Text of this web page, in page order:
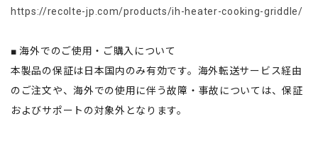
https://recolte-jp.com/products/ih-heater-cooking-griddle/
■ 海外でのご使用・ご購入について
本製品の保証は日本国内のみ有効です。海外転送サービス経由
のご注文や、海外での使用に伴う故障・事故については、保証
およびサポートの対象外となります。